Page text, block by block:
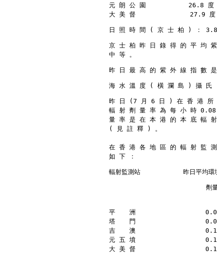
元 朗 公 園           26.8
大 美 督              27.9
日 照 時 間 ( 京 士 柏 ) ：
京 士 柏 昨 日 錄 得 的 平 均
中 等 。
昨 日 最 高 的 紫 外 線 指 數
海 水 溫 度 ( 橫 瀾 島 ) 攝 氏
昨 日 (7 月 6 日 ) 在 香 港 所
輻 射 劑 量 率 為 每 小 時
量 率 是 在 本 港 的 本 底 輻
( 見 註 釋 ) 。
在 香 港 各 地 區 的 輻 射 監
如 下 ：
輻射監測站           昨日平均環
劑
平  　洲
塔  　門
吉　  澳
元 五 墳
大 美 督